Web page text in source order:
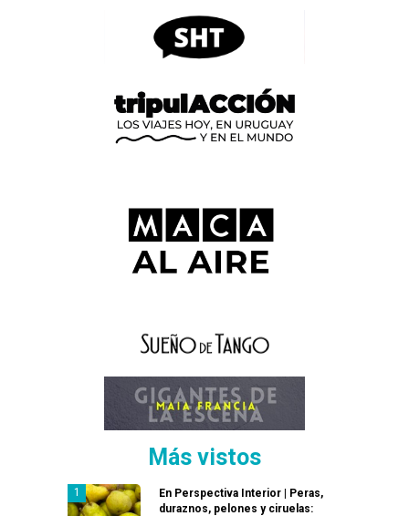
Más vistos
En Perspectiva Interior | Peras,
duraznos, pelones y ciruelas: